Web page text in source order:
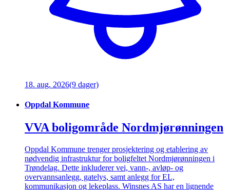
18. aug. 2026(9 dager)
Oppdal Kommune
VVA boligområde Nordmjørønningen
Oppdal Kommune trenger prosjektering og etablering av
nødvendig infrastruktur for boligfeltet Nordmjørønningen i
Trøndelag. Dette inkluderer vei, vann-, avløp- og
overvannsanlegg, gatelys, samt anlegg for EL,
kommunikasjon og lekeplass. Winsnes AS har en lignende